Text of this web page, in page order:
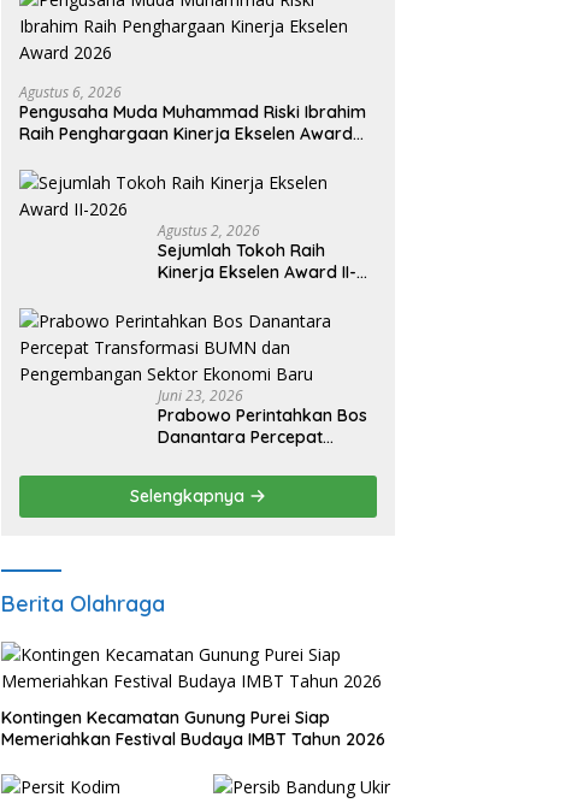
Agustus 6, 2026
Pengusaha Muda Muhammad Riski Ibrahim
Raih Penghargaan Kinerja Ekselen Award
Agustus 2, 2026
Sejumlah Tokoh Raih
Kinerja Ekselen Award II-
Juni 23, 2026
Prabowo Perintahkan Bos
Danantara Percepat
Pengembangan Sektor
Ekonomi Baru
Selengkapnya
Berita Olahraga
Kontingen Kecamatan Gunung Purei Siap
Memeriahkan Festival Budaya IMBT Tahun 2026